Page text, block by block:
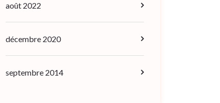
août 2022
décembre 2020
septembre 2014